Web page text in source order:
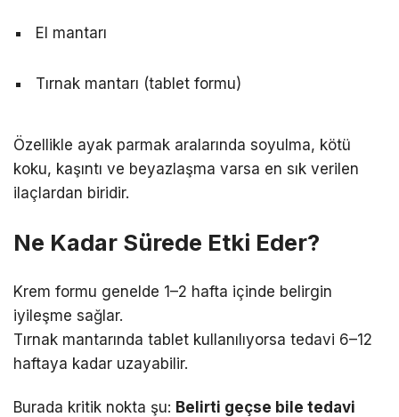
El mantarı
Tırnak mantarı (tablet formu)
Özellikle ayak parmak aralarında soyulma, kötü
koku, kaşıntı ve beyazlaşma varsa en sık verilen
ilaçlardan biridir.
Ne Kadar Sürede Etki Eder?
Krem formu genelde 1–2 hafta içinde belirgin
iyileşme sağlar.
Tırnak mantarında tablet kullanılıyorsa tedavi 6–12
haftaya kadar uzayabilir.
Burada kritik nokta şu: Belirti geçse bile tedavi